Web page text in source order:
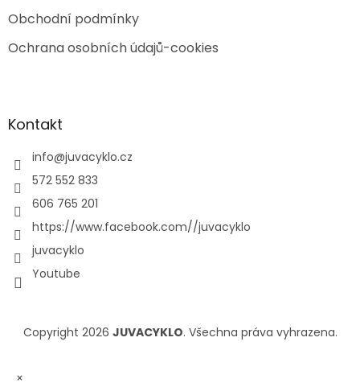
Obchodní podmínky
Ochrana osobních údajů-cookies
Kontakt
info@juvacyklo.cz
572 552 833
606 765 201
https://www.facebook.com//juvacyklo
juvacyklo
Youtube
Copyright 2026 JUVACYKLO. Všechna práva vyhrazena.
×